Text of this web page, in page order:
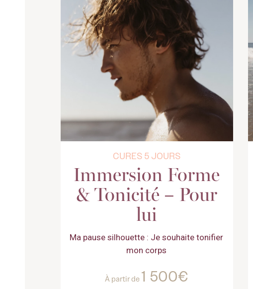
CURES 5 JOURS
Immersion Forme
& Tonicité – Pour
lui
Ma pause silhouette : Je souhaite tonifier
mon corps
À partir de 1 500€